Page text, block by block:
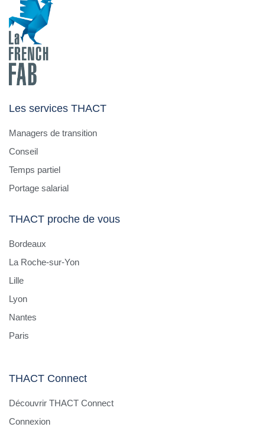
Les services THACT
Managers de transition
Conseil
Temps partiel
Portage salarial
THACT proche de vous
Bordeaux
La Roche-sur-Yon
Lille
Lyon
Nantes
Paris
THACT Connect
Découvrir THACT Connect
Connexion